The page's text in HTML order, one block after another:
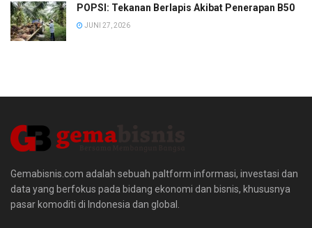
POPSI: Tekanan Berlapis Akibat Penerapan B50
JUNI 27, 2026
Gemabisnis.com adalah sebuah paltform informasi, investasi dan
data yang berfokus pada bidang ekonomi dan bisnis, khususnya
pasar komoditi di Indonesia dan global.